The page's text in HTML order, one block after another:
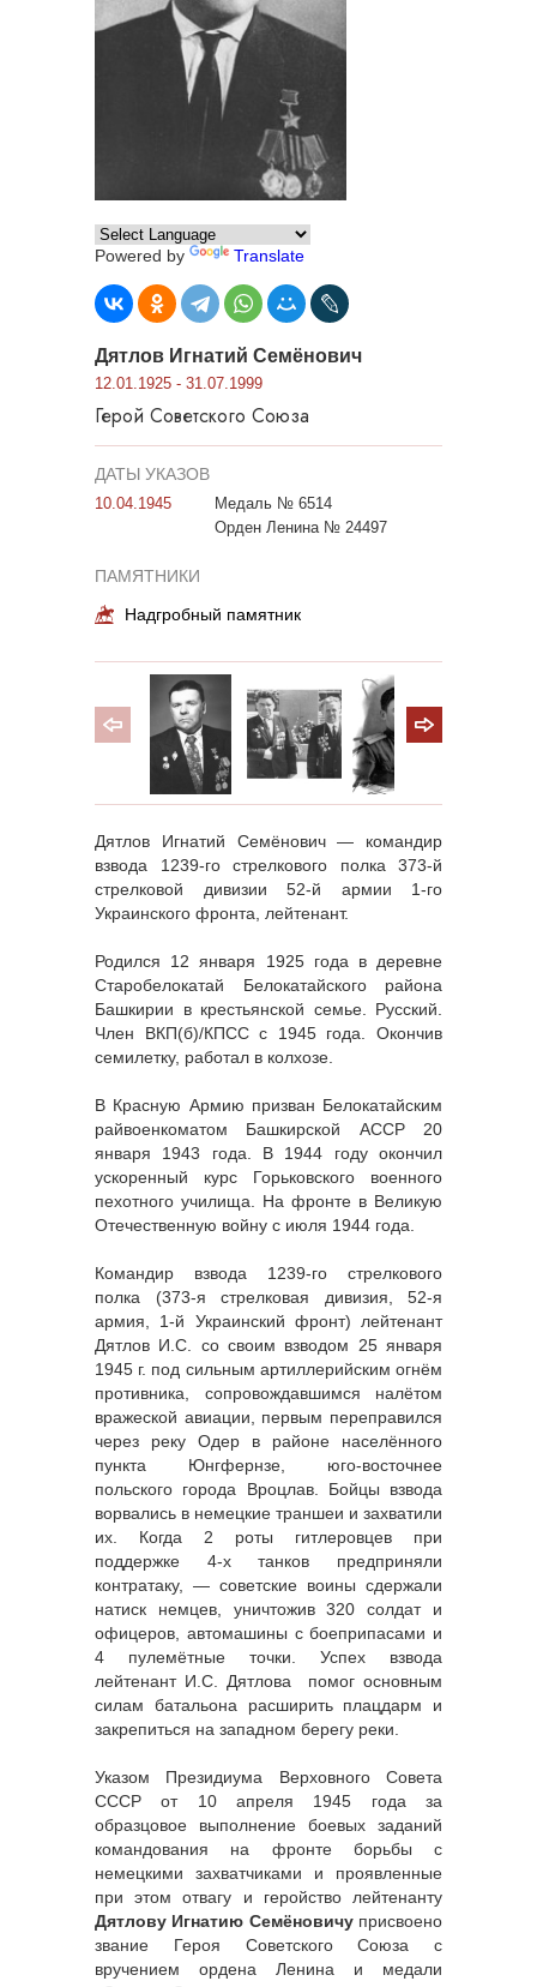
Powered by Translate
Дятлов Игнатий Семёнович
12.01.1925 - 31.07.1999
Герой Советского Союза
ДАТЫ УКАЗОВ
10.04.1945
Медаль № 6514
Орден Ленина № 24497
ПАМЯТНИКИ
Надгробный памятник
Дятлов Игнатий Семёнович — командир
взвода 1239-го стрелкового полка 373-й
стрелковой дивизии 52-й армии 1-го
Украинского фронта, лейтенант.
Родился 12 января 1925 года в деревне
Старобелокатай Белокатайского района
Башкирии в крестьянской семье. Русский.
Член ВКП(б)/КПСС с 1945 года. Окончив
семилетку, работал в колхозе.
В Красную Армию призван Белокатайским
райвоенкоматом Башкирской АССР 20
января 1943 года. В 1944 году окончил
ускоренный курс Горьковского военного
пехотного училища. На фронте в Великую
Отечественную войну с июля 1944 года.
Командир взвода 1239-го стрелкового
полка (373-я стрелковая дивизия, 52-я
армия, 1-й Украинский фронт) лейтенант
Дятлов И.С. со своим взводом 25 января
1945 г. под сильным артиллерийским огнём
противника, сопровождавшимся налётом
вражеской авиации, первым переправился
через реку Одер в районе населённого
пункта Юнгфернзе, юго-восточнее
польского города Вроцлав. Бойцы взвода
ворвались в немецкие траншеи и захватили
их. Когда 2 роты гитлеровцев при
поддержке 4-х танков предприняли
контратаку, — советские воины сдержали
натиск немцев, уничтожив 320 солдат и
офицеров, автомашины с боеприпасами и
4 пулемётные точки. Успех взвода
лейтенант И.С. Дятлова помог основным
силам батальона расширить плацдарм и
закрепиться на западном берегу реки.
Указом Президиума Верховного Совета
СССР от 10 апреля 1945 года за
образцовое выполнение боевых заданий
командования на фронте борьбы с
немецкими захватчиками и проявленные
при этом отвагу и геройство лейтенанту
Дятлову Игнатию Семёновичуприсвоено
звание Героя Советского Союза с
вручением ордена Ленина и медали